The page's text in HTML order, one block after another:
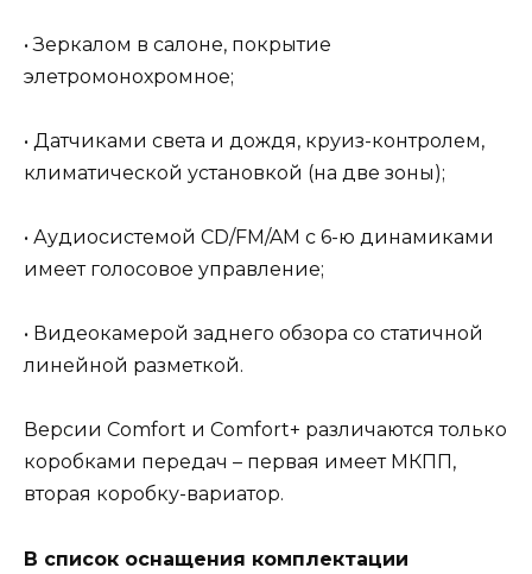
• Зеркалом в салоне, покрытие
элетромонохромное;
• Датчиками света и дождя, круиз-контролем,
климатической установкой (на две зоны);
• Аудиосистемой CD/FM/AM с 6-ю динамиками
имеет голосовое управление;
• Видеокамерой заднего обзора со статичной
линейной разметкой.
Версии Comfort и Comfort+ различаются только
коробками передач – первая имеет МКПП,
вторая коробку-вариатор.
В список оснащения комплектации